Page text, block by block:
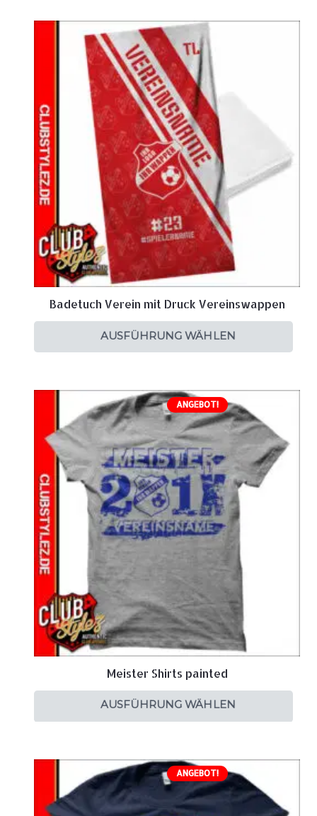
Badetuch Verein mit Druck Vereinswappen
AUSFÜHRUNG WÄHLEN
ANGEBOT!
Meister Shirts painted
AUSFÜHRUNG WÄHLEN
ANGEBOT!